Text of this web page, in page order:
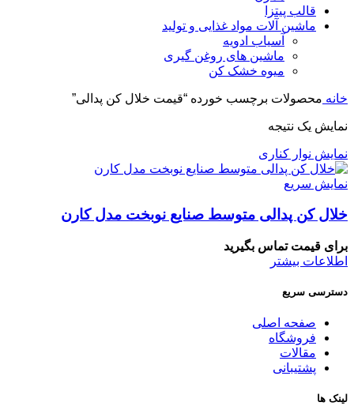
قالب پیتزا
ماشین آلات مواد غذایی و تولید
آسیاب ادویه
ماشین های روغن گیری
میوه خشک کن
خانه محصولات برچسب خورده “قیمت خلال کن پدالی”
نمایش یک نتیجه
نمایش نوار کناری
نمایش سریع
خلال کن پدالی متوسط صنایع نوبخت مدل کارن
برای قیمت تماس بگیرید
اطلاعات بیشتر
دسترسی سریع
صفحه اصلی
فروشگاه
مقالات
پشتیبانی
لینک ها